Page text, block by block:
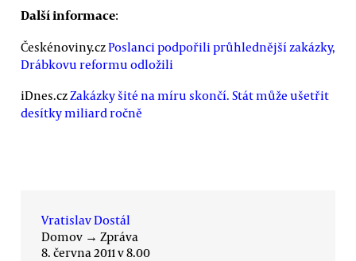
Další informace:
Českénoviny.czPoslanci podpořili průhlednější zakázky,
Drábkovu reformu odložili
iDnes.czZakázky šité na míru skončí. Stát může ušetřit
desítky miliard ročně
Vratislav Dostál
Domov → Zpráva
8. června 2011 v 8.00